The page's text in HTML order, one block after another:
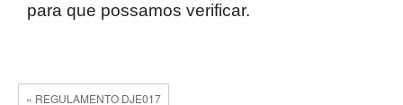
para que possamos verificar.
« REGULAMENTO DJE017